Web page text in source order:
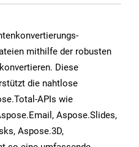
mithilfe der robusten
Diese
die nahtlose
APIs wie
Aspose.Slides,
Aspose.3D,